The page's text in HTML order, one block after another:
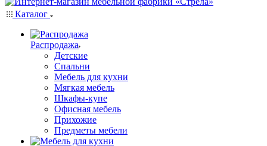
Каталог
Распродажа
Детские
Спальни
Мебель для кухни
Мягкая мебель
Шкафы-купе
Офисная мебель
Прихожие
Предметы мебели